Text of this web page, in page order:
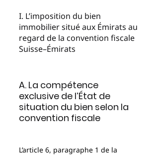
I. L’imposition du bien
immobilier situé aux Émirats au
regard de la convention fiscale
Suisse–Émirats
A. La compétence
exclusive de l’État de
situation du bien selon la
convention fiscale
L’article 6, paragraphe 1 de la